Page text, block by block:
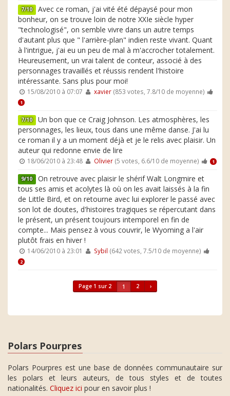
7/10 Avec ce roman, j'ai vité été dépaysé pour mon
bonheur, on se trouve loin de notre XXIe siècle hyper
"technologisé", on semble vivre dans un autre temps
d'autant plus que " l'arrière-plan" indien reste vivant. Quant
à l'intrigue, j'ai eu un peu de mal à m'accrocher totalement.
Heureusement, un vrai talent de conteur, associé à des
personnages travaillés et réussis rendent l'histoire
intéressante. Sans plus pour moi!
15/08/2010 à 07:07 xavier(853 votes, 7.8/10 de moyenne)
1
7/10 Un bon que ce Craig Johnson. Les atmosphères, les
personnages, les lieux, tous dans une même danse. J'ai lu
ce roman il y a un moment déjà et je le relis avec plaisir. Un
auteur qui redonne envie de lire
18/06/2010 à 23:48 Olivier(5 votes, 6.6/10 de moyenne) 1
9/10 On retrouve avec plaisir le shérif Walt Longmire et
tous ses amis et acolytes là où on les avait laissés à la fin
de Little Bird, et on retourne avec lui explorer le passé avec
son lot de doutes, d'histoires tragiques se répercutant dans
le présent, un présent toujours intemporel en fin de
compte... Mais pensez à vous couvrir, le Wyoming a l'air
plutôt frais en hiver !
14/06/2010 à 23:01 Sybil (642 votes, 7.5/10 de moyenne)
2
Page 1 sur 2 1 2 ›
Polars Pourpres
Polars Pourpres est une base de données communautaire sur
les polars et leurs auteurs, de tous styles et de toutes
nationalités. Cliquez ici pour en savoir plus !